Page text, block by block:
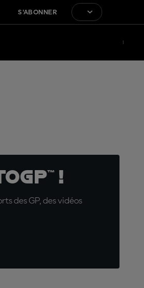
S'ABONNER
!
des GP, des vidéos